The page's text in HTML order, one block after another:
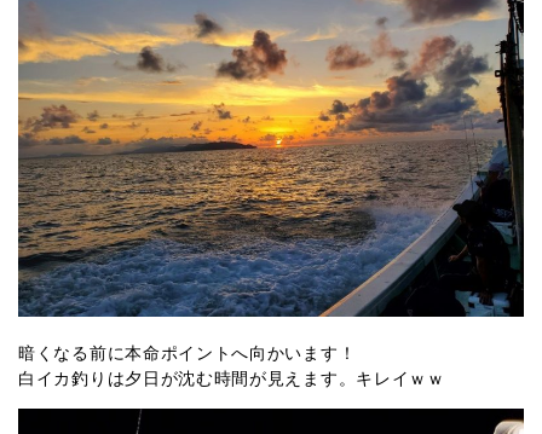
暗くなる前に本命ポイントへ向かいます！
白イカ釣りは夕日が沈む時間が見えます。キレイｗｗ